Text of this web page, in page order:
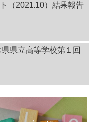
（2021.10）結果報告
県立高等学校第１回